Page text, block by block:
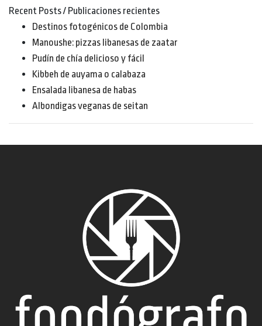
Recent Posts / Publicaciones recientes
Destinos fotogénicos de Colombia
Manoushe: pizzas libanesas de zaatar
Pudín de chía delicioso y fácil
Kibbeh de auyama o calabaza
Ensalada libanesa de habas
Albondigas veganas de seitan